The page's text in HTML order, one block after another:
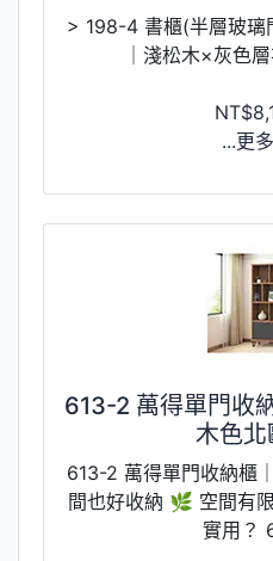
> 198-4 書櫃(半層玻璃
｜淺松木×灰色
...更
613-2 萬得單門收
木色北
613-2 萬得單門收納櫃
間也好收納 🌿 空間有
實用？